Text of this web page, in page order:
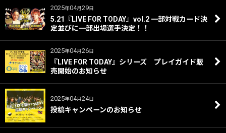
2025年04月29日
5.21『LIVE FOR TODAY』vol.2 一部対戦カード決
定並びに一部出場選手決定！！
2025年04月26日
『LIVE FOR TODAY』シリーズ プレイガイド販
売開始のお知らせ
2025年04月24日
投稿キャンペーンのお知らせ